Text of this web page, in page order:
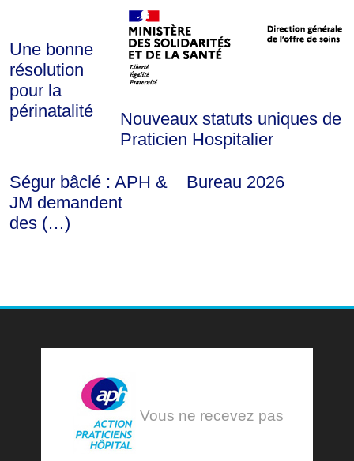
Une bonne
résolution
pour la
périnatalité
Nouveaux statuts uniques de
Praticien Hospitalier
Ségur bâclé : APH &
JM demandent
des (…)
Bureau 2026
Vous ne recevez pas